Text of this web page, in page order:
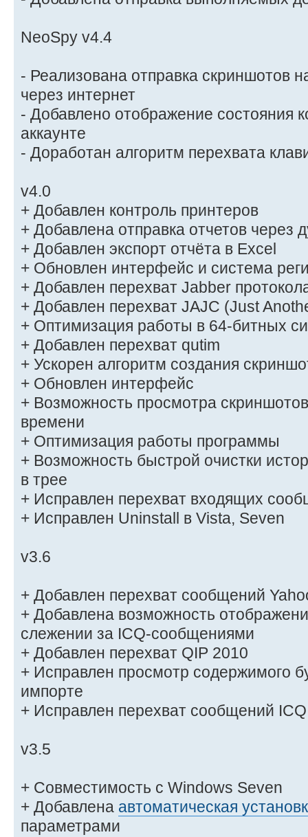
NeoSpy v4.4
- Реализована отправка скриншотов
через интернет
- Добавлено отображение состояния
аккаунте
- Доработан алгоритм перехвата
v4.0
+ Добавлен контроль принтеров
+ Добавлена отправка отчетов через
+ Добавлен экспорт отчёта в Excel
+ Обновлен интерфейс и система
+ Добавлен перехват Jabber
+ Добавлен перехват JAJC (Just
+ Оптимизация работы в 64-битных
+ Добавлен перехват qutim
+ Ускорен алгоритм создания
+ Обновлен интерфейс
+ Возможность просмотра
времени
+ Оптимизация работы программы
+ Возможность быстрой очистки
в трее
+ Исправлен перехват входящих
+ Исправлен Uninstall в Vista, Seven
v3.6
+ Добавлен перехват сообщений
+ Добавлена возможность
слежении за ICQ-сообщениями
+ Добавлен перехват QIP 2010
+ Исправлен просмотр содержимого
импорте
+ Исправлен перехват сообщений
v3.5
+ Совместимость с Windows Seven
+ Добавлена автоматическая
параметрами